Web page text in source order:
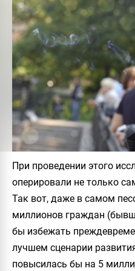
При проведении этого
оперировали не только
Так вот, даже в самом
миллионов граждан
бы избежать
лучшем сценарии
повысилась бы на 5